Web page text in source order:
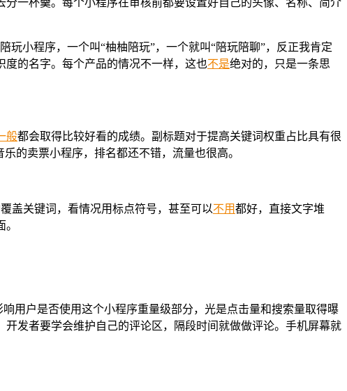
小程序，一个叫“柚柚陪玩”，一个就叫“陪玩陪聊”，反正我肯定
的名字。每个产品的情况不一样，这也不是绝对的，只是一条思
般都会取得比较好看的成绩。副标题对于提高关键词权重占比具有很
的卖票小程序，排名都还不错，流量也很高。
盖关键词，看情况用标点符号，甚至可以不用都好，直接文字堆
用户是否使用这个小程序重量级部分，光是点击量和搜索量取得曝
发者要学会维护自己的评论区，隔段时间就做做评论。手机屏幕就